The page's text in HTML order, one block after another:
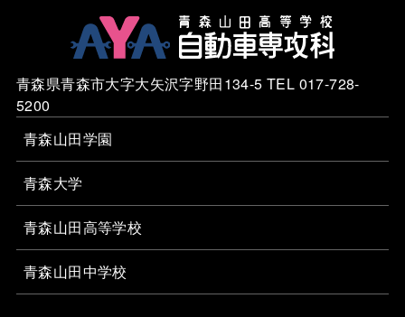
青森県青森市大字大矢沢字野田134-5 TEL 017-728-
5200
青森山田学園
青森大学
青森山田高等学校
青森山田中学校